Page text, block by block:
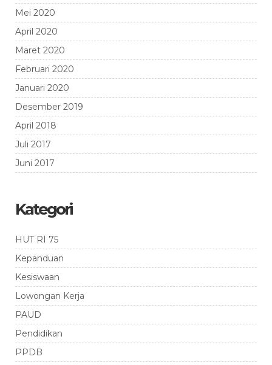
Mei 2020
April 2020
Maret 2020
Februari 2020
Januari 2020
Desember 2019
April 2018
Juli 2017
Juni 2017
Kategori
HUT RI 75
Kepanduan
Kesiswaan
Lowongan Kerja
PAUD
Pendidikan
PPDB